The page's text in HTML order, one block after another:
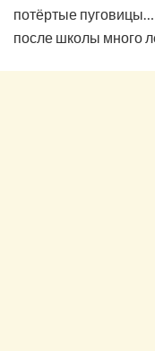
потёртые
после школы много